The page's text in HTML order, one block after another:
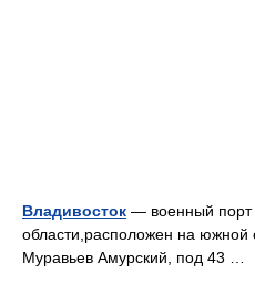
Владивосток — военный порт
области,расположен на южной
Муравьев Амурский, под 43 …